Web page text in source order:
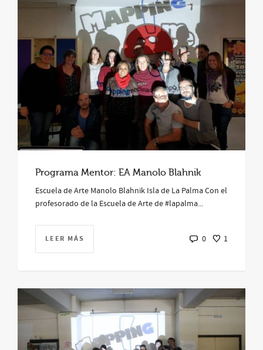
Programa Mentor: EA Manolo Blahnik
Escuela de Arte Manolo Blahnik Isla de La Palma Con el
profesorado de la Escuela de Arte de #lapalma...
LEER MÁS 0 1